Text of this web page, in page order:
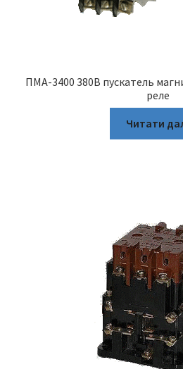
ПМА-3400 380В пускатель
реле
Читати